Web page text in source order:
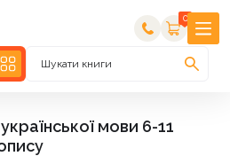
0
Шукати книги
мови 6-11